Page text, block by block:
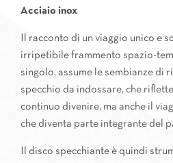
Acciaio inox
Il racconto di un viaggio unico e
irripetibile frammento spazio-
singolo, assume le sembianze di
specchio da indossare, che
continuo divenire, ma anche il
che diventa parte integrante del
Il disco specchiante è quindi